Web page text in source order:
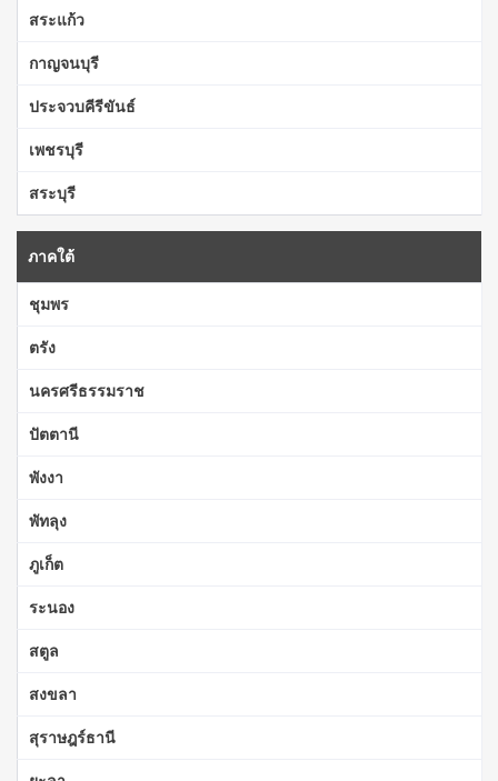
สระแก้ว
กาญจนบุรี
ประจวบคีรีขันธ์
เพชรบุรี
สระบุรี
ภาคใต้
ชุมพร
ตรัง
นครศรีธรรมราช
ปัตตานี
พังงา
พัทลุง
ภูเก็ต
ระนอง
สตูล
สงขลา
สุราษฎร์ธานี